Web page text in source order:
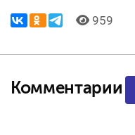
959
Комментарии